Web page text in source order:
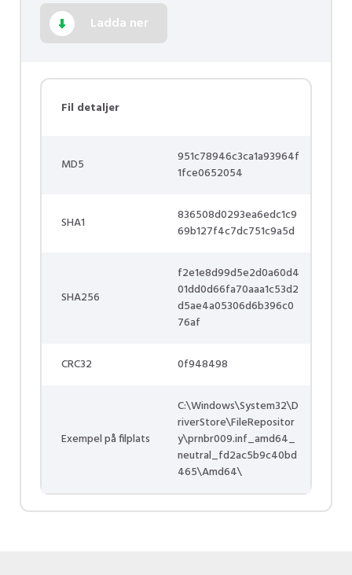
Ladda ner
Fil detaljer
MD5
951c78946c3ca1a93964f
1fce0652054
SHA1
836508d0293ea6edc1c9
69b127f4c7dc751c9a5d
SHA256
f2e1e8d99d5e2d0a60d4
01dd0d66fa70aaa1c53d2
d5ae4a05306d6b396c0
76af
CRC32 0f948498
Exempel på filplats
C:\Windows\System32\D
riverStore\FileRepositor
y\prnbr009.inf_amd64_
neutral_fd2ac5b9c40bd
465\Amd64\